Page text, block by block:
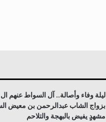
ليلة وفاء وأصالة.. آل السواط عنهم
بزواج الشاب عبدالرحمن بن معيض
مشهدٍ يفيض بالبهجة والتلاحم